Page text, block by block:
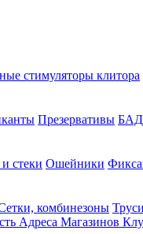
стимуляторы клитора
Презервативы
стеки Ошейники
комбинезоны
Адреса Магазинов